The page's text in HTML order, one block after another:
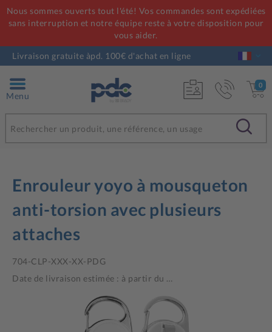
Nous sommes ouverts tout l'été! Vos commandes sont expédiées
sans interruption et notre équipe reste à votre disposition pour
vous aider.
Livraison gratuite àpd. 100€ d'achat en ligne
Menu
0
Enrouleur yoyo à mousqueton
anti-torsion avec plusieurs
attaches
704-CLP-XXX-XX-PDG
Date de livraison estimée : à partir du …